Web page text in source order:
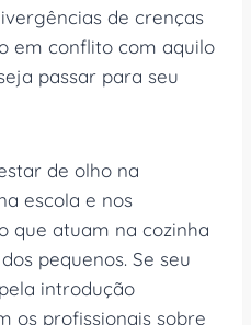
de crenças
em conflito com aquilo
passar para seu
de olho na
escola e nos
que atuam na cozinha
pequenos. Se seu
introdução
os profissionais sobre